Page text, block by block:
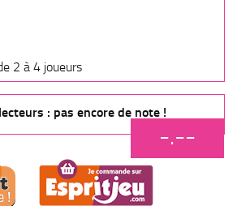
2 à 4 joueurs
: pas encore de note !
-.--